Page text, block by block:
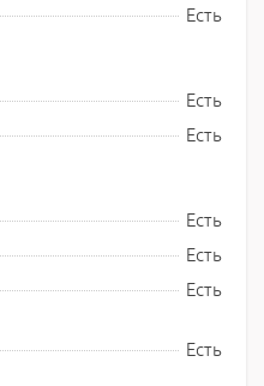
Есть
Есть
Есть
Есть
Есть
Есть
Есть